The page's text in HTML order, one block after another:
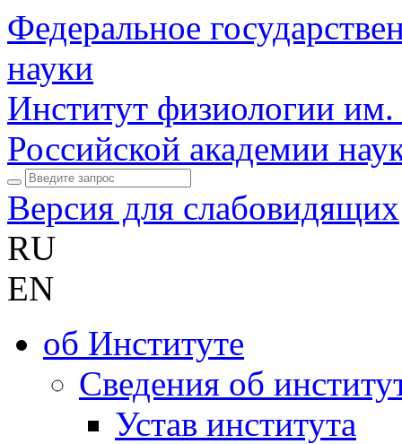
Федеральное
науки
Институт физиологии
Российской академии
Версия для слабовидящих
RU
EN
об Институте
Сведения об
Устав института